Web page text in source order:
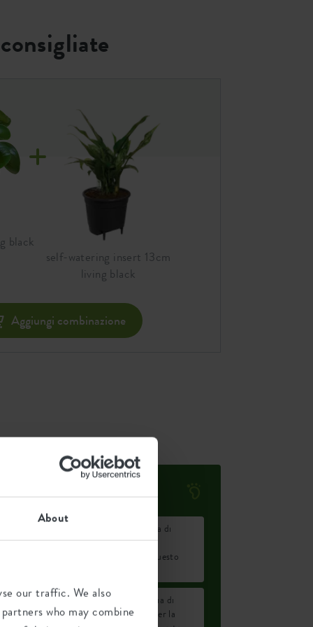
About
our traffic. We also
who may combine
black
self-watering insert 13cm
living black
Aggiungi combinazione
0,143
Emissione media di
CO2 per la
produzione di questo
0,121
Emissione media di
energia verde per la